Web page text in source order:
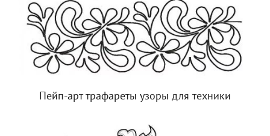
Пейп-арт трафареты узоры для техники